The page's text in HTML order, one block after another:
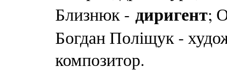
Близнюк - диригент;
Богдан Поліщук -
композитор.